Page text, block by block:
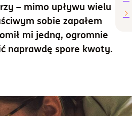
– mimo upływu wielu
sobie zapałem
mi jedną, ogromnie
naprawdę spore kwoty.